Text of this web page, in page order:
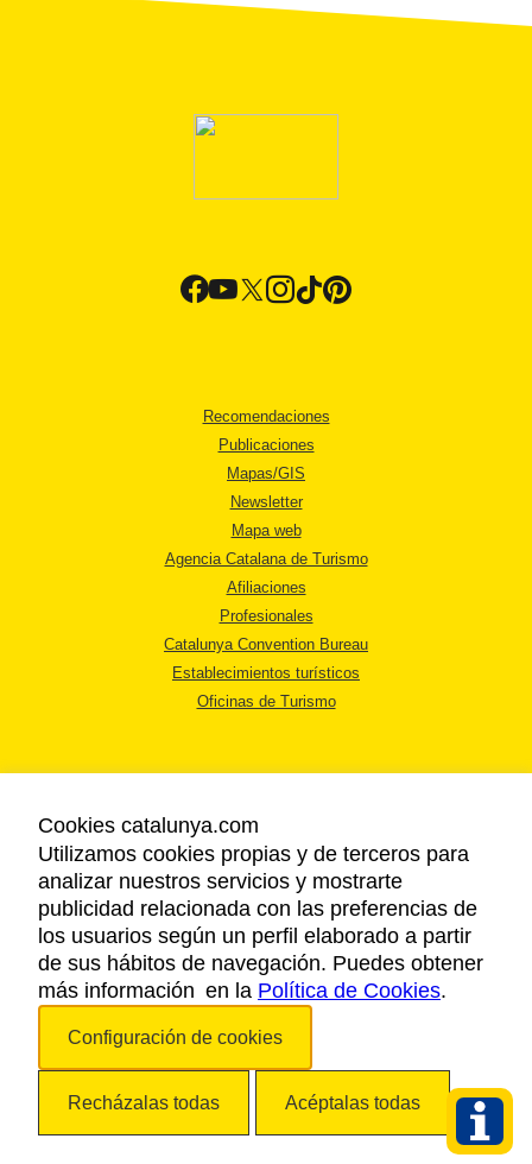
Recomendaciones
Publicaciones
Mapas/GIS
Newsletter
Mapa web
Agencia Catalana de Turismo
Afiliaciones
Profesionales
Catalunya Convention Bureau
Establecimientos turísticos
Oficinas de Turismo
AVISO LEGAL
POLÍTICA DE PRIVACIDAD
COOKIES
ACCESSIBILIDAD
Copyright © 2026. Agencia Catalana de Turismo. Todos los derechos
Cookies catalunya.com
Utilizamos cookies propias y de terceros para
analizar nuestros servicios y mostrarte
publicidad relacionada con las preferencias de
los usuarios según un perfil elaborado a partir
de sus hábitos de navegación. Puedes obtener
más información en la Política de Cookies.
Configuración de cookies
Recházalas todas Acéptalas todas